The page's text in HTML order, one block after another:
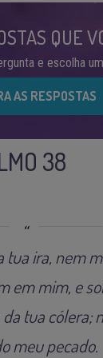
QUE
e escolha
AS RESPOSTAS
38
tua ira, nem
em mim, e
tua cólera;
meu pecado.